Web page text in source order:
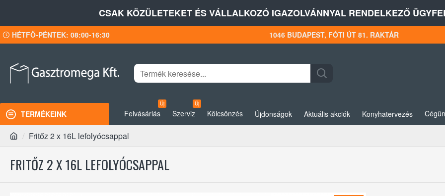
CSAK KÖZÜLETEKET ÉS VÁLLALKOZÓ IGAZOLVÁNNYAL RENDELKEZŐ
HÉTFŐ-PÉNTEK: 08:00-16:30 1046 BUDAPEST, FÓTI ÚT 81. RAKTÁR
TERMÉKEINK Felvásárlás
Új
Szerviz
Új
Kölcsönzés Újdonságok Aktuális akciók Konyhatervezés
Fritőz 2 x 16L lefolyócsappal
FRITŐZ 2 X 16L LEFOLYÓCSAPPAL